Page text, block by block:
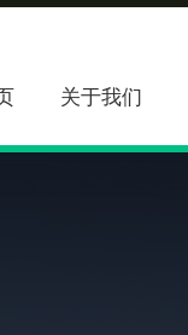
关于我们